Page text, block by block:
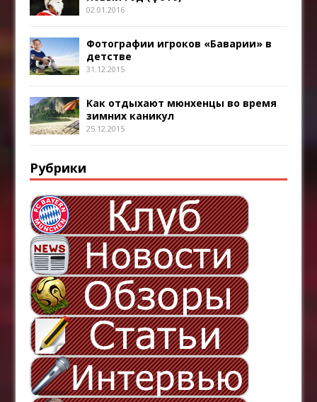
02.01.2016
Фотографии игроков «Баварии» в
детстве
31.12.2015
Как отдыхают мюнхенцы во время
зимних каникул
25.12.2015
Рубрики